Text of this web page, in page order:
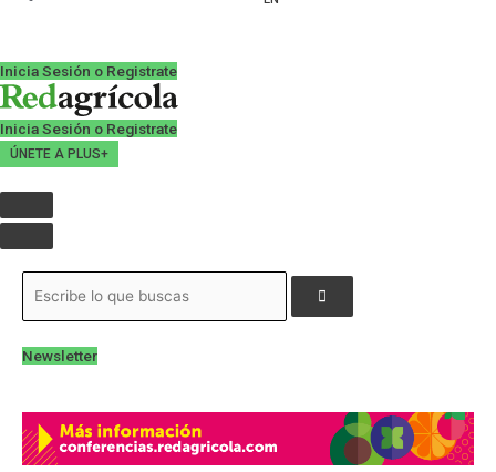
Inicia Sesión o Registrate
Inicia Sesión o Registrate
ÚNETE A PLUS+
Newsletter